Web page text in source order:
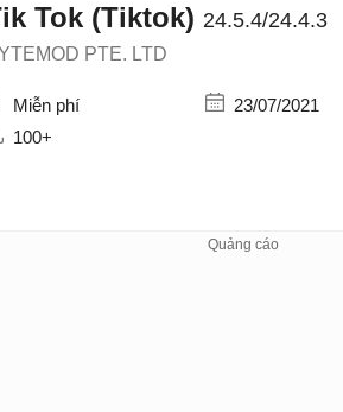
Tok (Tiktok) 24.5.4/24.4.3
PTE. LTD
Miễn phí
23/07/2021
100+